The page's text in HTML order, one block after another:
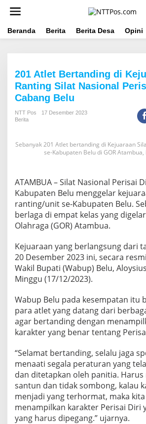
t
Beranda Berita Berita Desa Opini
201 Atlet Bertanding di
Ranting Silat Nasional
Cabang Belu
NTT Pos
17 Desember 2023
Berita
Sebanyak 201 Atlet bertanding di Kejuaraan
se-Kabupaten Belu di GOR
ATAMBUA – Silat Nasional Perisai
Kabupaten Belu menggelar
ranting/unit se-Kabupaten Belu.
berlaga di empat kelas yang
Olahraga (GOR) Atambua.
Kejuaraan yang berlangsung dari
20 Desember 2023 ini, secara
Wakil Bupati (Wabup) Belu,
Minggu (17/12/2023).
Wabup Belu pada kesempatan itu
para atlet yang datang dari
agar bertanding dengan
karakter yang benar tentang
“Selamat bertanding, selalu jaga
menaati segala peraturan yang
dan ditetapkan oleh panitia. Harus
santun dan tidak sombong, kalau
menjadi yang terhormat, maka
menampilkan karakter Perisai Diri
yang harus dipegang.” ujarnya.